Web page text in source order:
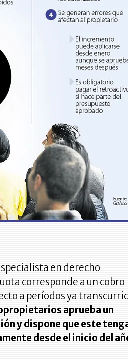
en derecho
corresponde a un cobro
a períodos ya
aprueba un
y dispone que este
desde el inicio del